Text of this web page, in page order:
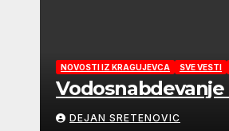
NOVOSTI IZ KRAGUJEVCA SVE VESTI
DEJAN SRETENOVIC